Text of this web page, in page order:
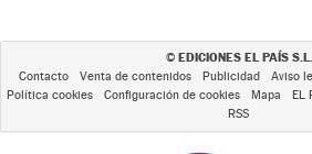
© EDICIONES EL PAÍS S.L.
Contacto Venta de contenidos Publicidad Aviso
Política cookies
Configuración de cookies Mapa EL
RSS